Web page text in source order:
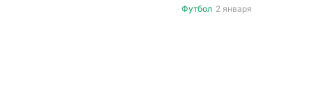
Футбол 2 января